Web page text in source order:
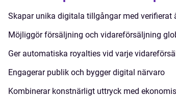
Skapar unika digitala tillgångar med verifierat
Möjliggör försäljning och vidareförsäljning
Ger automatiska royalties vid varje
Engagerar publik och bygger digital närvaro
Kombinerar konstnärligt uttryck med